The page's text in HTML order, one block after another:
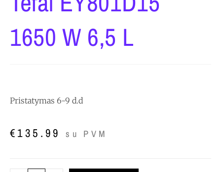
1650 W 6,5 L
Pristatymas 6-9 d.d
€135.99 su PVM